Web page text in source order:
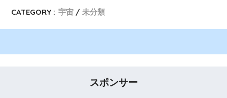
CATEGORY : 宇宙 未分類
スポンサー